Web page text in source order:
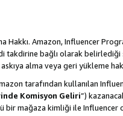
Hakkı. Amazon, Influencer
takdirine bağlı olarak belirlediği
askıya alma veya geri yükleme
tarafından kullanılan
Komisyon Geliri”)
bir mağaza kimliği ile Influencer